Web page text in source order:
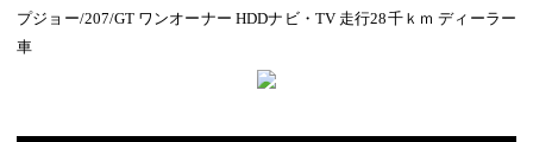
プジョー/207/GT ワンオーナー HDDナビ・TV 走行28千ｋｍ ディーラー
車